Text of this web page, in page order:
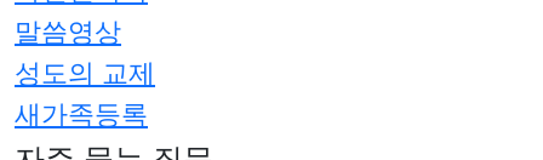
말씀영상
성도의 교제
새가족등록